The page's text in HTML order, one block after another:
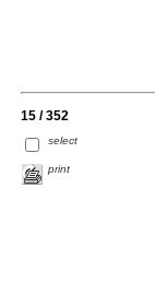
15 / 352
select
print